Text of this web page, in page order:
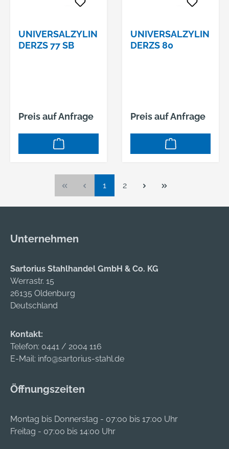
UNIVERSALZYLIN
DERZS 77 SB
Preis auf Anfrage
UNIVERSALZYLIN
DERZS 80
Preis auf Anfrage
Seite
1 Seite
2
Unternehmen
Sartorius Stahlhandel GmbH & Co. KG
Werrastr. 15
26135 Oldenburg
Deutschland
Kontakt:
Telefon: 0441 / 2004 116
E-Mail: info@sartorius-stahl.de
Öffnungszeiten
Montag bis Donnerstag - 07:00 bis 17:00 Uhr
Freitag - 07:00 bis 14:00 Uhr